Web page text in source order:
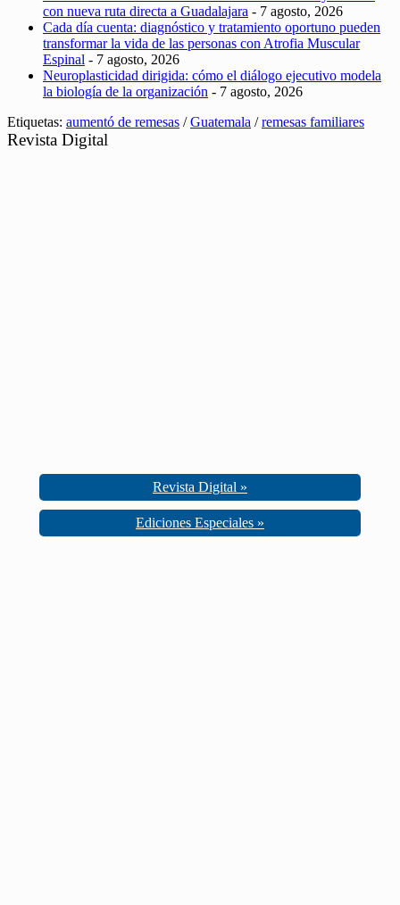
con nueva ruta directa a Guadalajara - 7 agosto, 2026
Cada día cuenta: diagnóstico y tratamiento oportuno pueden
transformar la vida de las personas con Atrofia Muscular
Espinal - 7 agosto, 2026
Neuroplasticidad dirigida: cómo el diálogo ejecutivo modela
la biología de la organización - 7 agosto, 2026
Etiquetas: aumentó de remesas /Guatemala /remesas familiares
Revista Digital
Revista Digital »
Ediciones Especiales »